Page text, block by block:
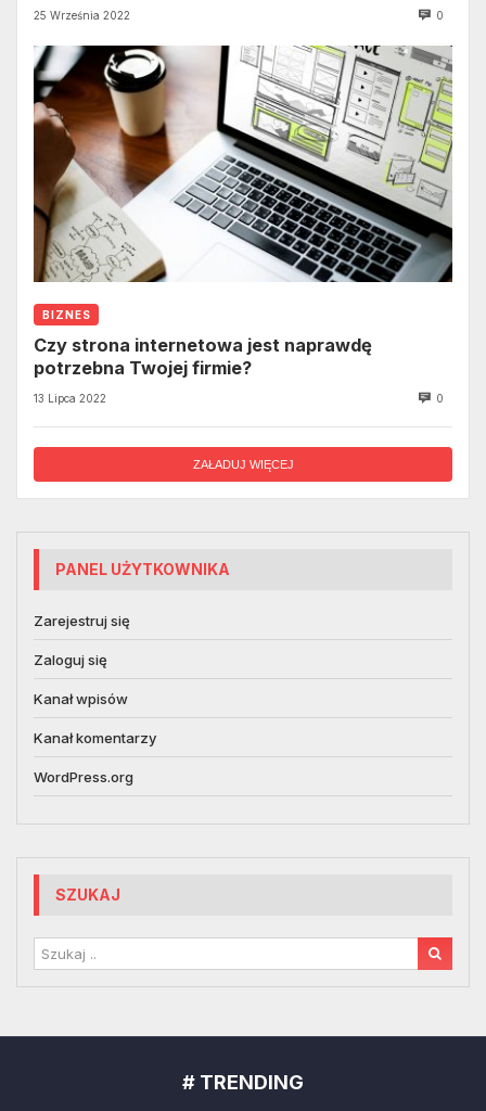
25 Września 2022 0
BIZNES
Czy strona internetowa jest naprawdę
potrzebna Twojej firmie?
13 Lipca 2022 0
ZAŁADUJ WIĘCEJ
PANEL UŻYTKOWNIKA
Zarejestruj się
Zaloguj się
Kanał wpisów
Kanał komentarzy
WordPress.org
SZUKAJ
# TRENDING